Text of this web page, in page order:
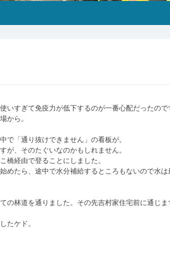
いすぎて免疫力が低下するのが一番心配だったので
から。
「通り抜けできません」の看板が。
、そのたぐいなのかもしれません。
橋経由で登ることにしました。
めたら、途中で水分補給するところもないので水は
の林道を通りました。その先吉村家住宅前に通じま
たケド。